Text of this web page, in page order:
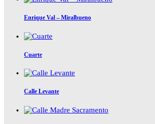
Enrique Val – Miralbueno
Cuarte
Calle Levante